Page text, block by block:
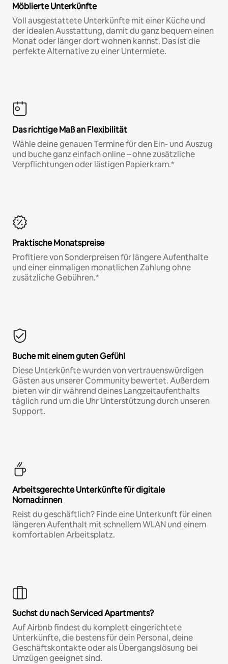
Möblierte Unterkünfte
Voll ausgestattete Unterkünfte mit einer Küche und
der idealen Ausstattung, damit du ganz bequem einen
Monat oder länger dort wohnen kannst. Das ist die
perfekte Alternative zu einer Untermiete.
Das richtige Maß an Flexibilität
Wähle deine genauen Termine für den Ein- und Auszug
und buche ganz einfach online – ohne zusätzliche
Verpflichtungen oder lästigen Papierkram.*
Praktische Monatspreise
Profitiere von Sonderpreisen für längere Aufenthalte
und einer einmaligen monatlichen Zahlung ohne
zusätzliche Gebühren.*
Buche mit einem guten Gefühl
Diese Unterkünfte wurden von vertrauenswürdigen
Gästen aus unserer Community bewertet. Außerdem
bieten wir dir während deines Langzeitaufenthalts
täglich rund um die Uhr Unterstützung durch unseren
Support.
Arbeitsgerechte Unterkünfte für digitale
Nomad:innen
Reist du geschäftlich? Finde eine Unterkunft für einen
längeren Aufenthalt mit schnellem WLAN und einem
komfortablen Arbeitsplatz.
Suchst du nach Serviced Apartments?
Auf Airbnb findest du komplett eingerichtete
Unterkünfte, die bestens für dein Personal, deine
Geschäftskontakte oder als Übergangslösung bei
Umzügen geeignet sind.